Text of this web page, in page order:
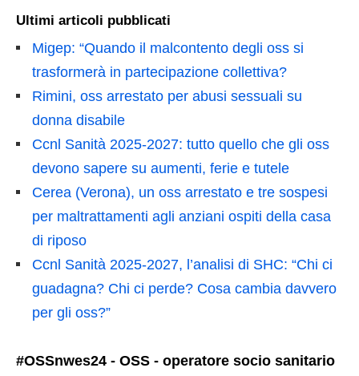
Ultimi articoli pubblicati
Migep: “Quando il malcontento degli oss si
trasformerà in partecipazione collettiva?
Rimini, oss arrestato per abusi sessuali su
donna disabile
Ccnl Sanità 2025-2027: tutto quello che gli oss
devono sapere su aumenti, ferie e tutele
Cerea (Verona), un oss arrestato e tre sospesi
per maltrattamenti agli anziani ospiti della casa
di riposo
Ccnl Sanità 2025-2027, l’analisi di SHC: “Chi ci
guadagna? Chi ci perde? Cosa cambia davvero
per gli oss?”
#OSSnwes24 - OSS - operatore socio sanitario